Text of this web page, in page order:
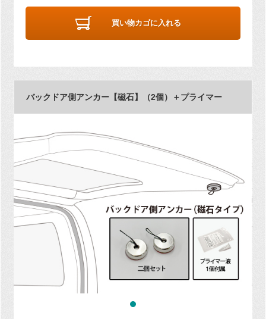
買い物カゴに入れる
バックドア側アンカー【磁石】（2個）＋プライマー